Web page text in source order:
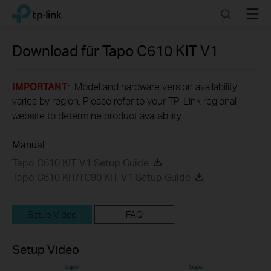
Click
navigation
TP-Link, Reliably Smart SearchMenu
Download fürTapo C610 KITV1
IMPORTANT: Model and hardware version availability
varies by region. Please refer to your TP-Link regional
website to determine product availability.
Manual
Tapo C610 KIT V1 Setup Guide
Tapo C610 KIT/TC90 KIT V1 Setup Guide
Setup Video FAQ
Setup Video